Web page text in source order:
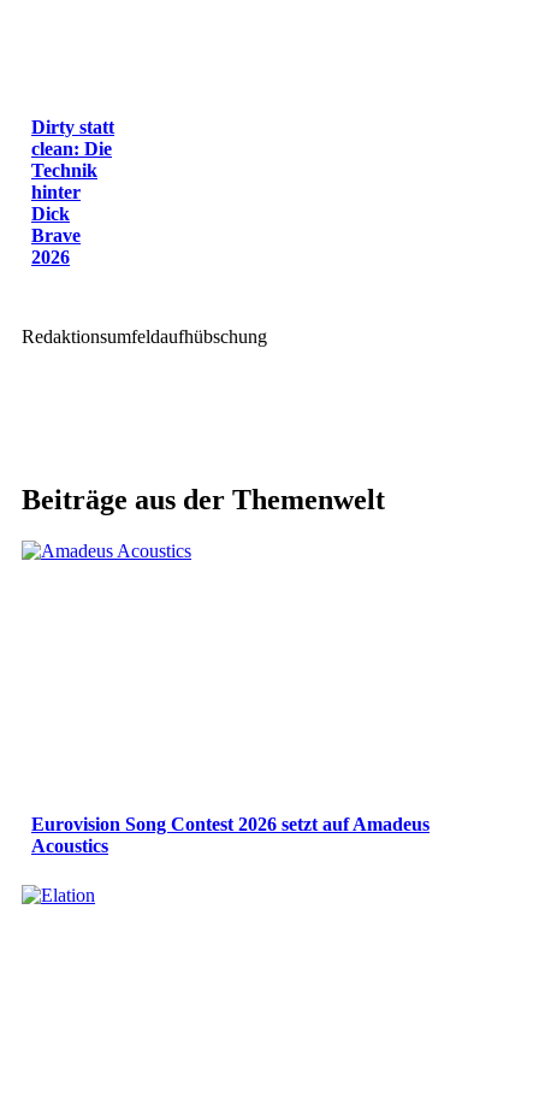
Dirty statt
clean: Die
Technik
hinter
Dick
Brave
2026
Redaktionsumfeldaufhübschung
Beiträge aus der Themenwelt
Eurovision Song Contest 2026 setzt auf Amadeus
Acoustics